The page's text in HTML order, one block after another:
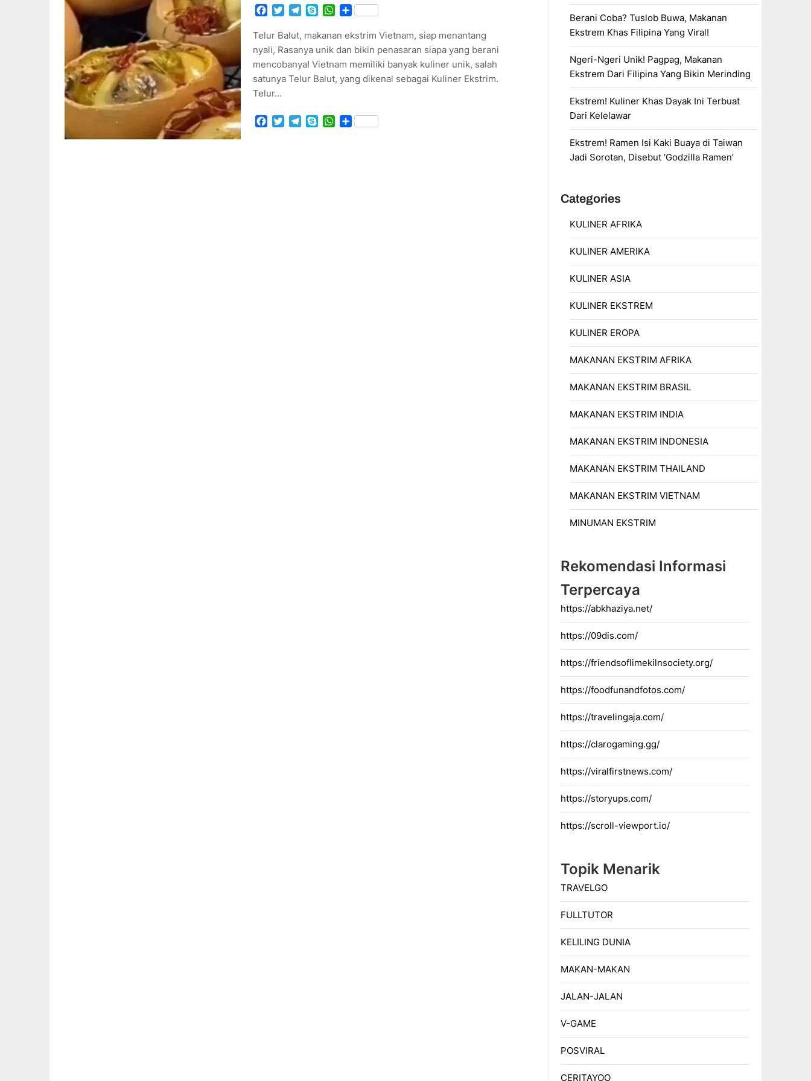
Facebook
TwitterTelegram
SkypeWhatsApp
Share
Telur Balut, makanan ekstrim Vietnam, siap menantang
nyali, Rasanya unik dan bikin penasaran siapa yang berani
mencobanya! Vietnam memiliki banyak kuliner unik, salah
satunya Telur Balut, yang dikenal sebagai Kuliner Ekstrim.
Telur…
Facebook
TwitterTelegram
SkypeWhatsApp
Share
Berani Coba? Tuslob Buwa, Makanan
Ekstrem Khas Filipina Yang Viral!
Ngeri-Ngeri Unik! Pagpag, Makanan
Ekstrem Dari Filipina Yang Bikin Merinding
Ekstrem! Kuliner Khas Dayak Ini Terbuat
Dari Kelelawar
Ekstrem! Ramen Isi Kaki Buaya di Taiwan
Jadi Sorotan, Disebut ‘Godzilla Ramen’
Categories
KULINER AFRIKA
KULINER AMERIKA
KULINER ASIA
KULINER EKSTREM
KULINER EROPA
MAKANAN EKSTRIM AFRIKA
MAKANAN EKSTRIM BRASIL
MAKANAN EKSTRIM INDIA
MAKANAN EKSTRIM INDONESIA
MAKANAN EKSTRIM THAILAND
MAKANAN EKSTRIM VIETNAM
MINUMAN EKSTRIM
Rekomendasi Informasi
Terpercaya
https://abkhaziya.net/
https://09dis.com/
https://friendsoflimekilnsociety.org/
https://foodfunandfotos.com/
https://travelingaja.com/
https://clarogaming.gg/
https://viralfirstnews.com/
https://storyups.com/
https://scroll-viewport.io/
Topik Menarik
TRAVELGO
FULLTUTOR
KELILING DUNIA
MAKAN-MAKAN
JALAN-JALAN
V-GAME
POSVIRAL
CERITAYOO